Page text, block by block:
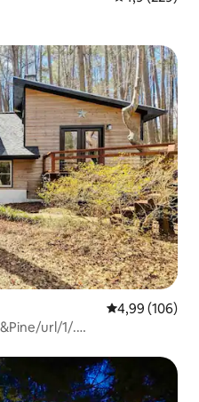
hóspedes
4,99 de uma
4,99 (106)
url/1/.